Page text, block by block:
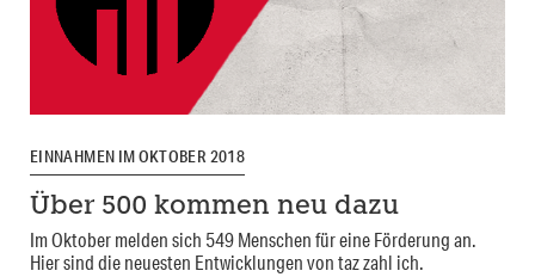
EINNAHMEN IM OKTOBER 2018
Über 500 kommen neu dazu
Im Oktober melden sich 549 Menschen für eine Förderung an.
Hier sind die neuesten Entwicklungen von taz zahl ich.